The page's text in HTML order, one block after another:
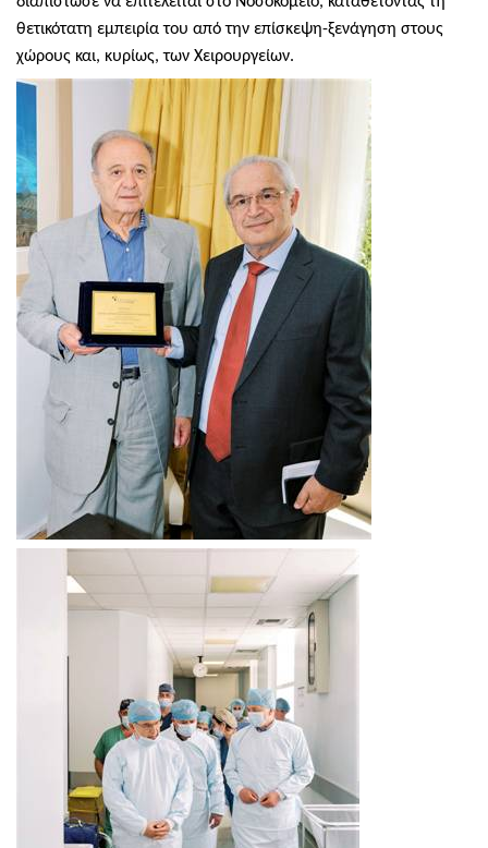
θετικότατη εμπειρία του από την επίσκεψη-ξενάγηση στους
χώρους και, κυρίως, των Χειρουργείων.